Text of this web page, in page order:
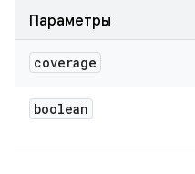
Параметры
coverage
boolean